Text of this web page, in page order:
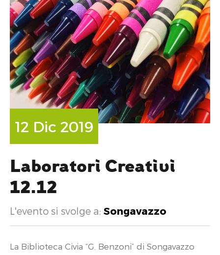
12 Dic 2019
Laboratori Creativi
12.12
L'evento si svolge a: Songavazzo
La Biblioteca Civia “G. Benzoni” di Songavazzo